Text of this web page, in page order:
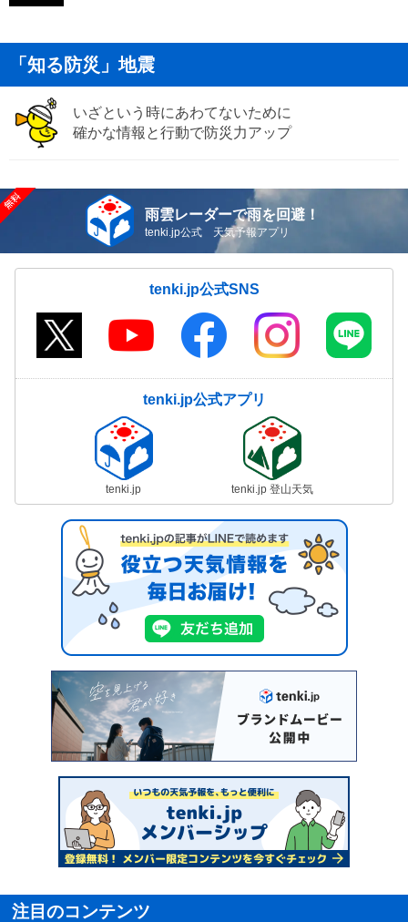
「知る防災」地震
いざという時にあわてないために
確かな情報と行動で防災力アップ
雨雲レーダーで雨を回避！
tenki.jp公式 天気予報アプリ
tenki.jp公式SNS
tenki.jp公式アプリ
tenki.jp tenki.jp 登山天気
注目のコンテンツ